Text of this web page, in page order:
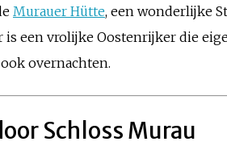
Murauer Hütte, een wonderlijke
een vrolijke Oostenrijker die
overnachten.
Schloss Murau